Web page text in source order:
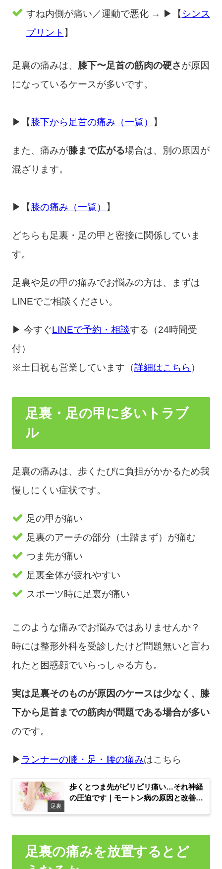
すね内側が痛い／運動で悪化 → ▶︎【 シンス
プリント 】
足裏の痛みは、 膝下〜足首の筋肉の硬さ が原因
になっているケースが多いです。
▶︎【 膝下から足首の痛み（一覧） 】
また、痛みが膝まで広がる場合は、別の原因が
混ざります。
▶︎【 膝の痛み（一覧） 】
どちらも足裏・足の甲と密接に関係していま
す。
足裏や足の甲の痛みでお悩みの方は、まずは
LINEでご相談ください。
▶ 今すぐLINEで予約・相談する（24時間受
付）
※土日祝も営業しています（詳細はこちら ）
足裏・足の甲に多いトラブ
ル
足裏の痛みは、歩くたびに負担がかかるため我
慢しにくい症状です。
足の甲が痛い
足裏のアーチの部分（土踏まず）が痛む
つま先が痛い
足裏全体が疲れやすい
スポーツ時に足裏が痛い
このような痛みでお悩みではありませんか？
時には整形外科を受診したけど問題無いと言わ
れたと困惑顔でいらっしゃる方も。
実は足裏そのものが原因のケースは少なく、膝
下から足首までの筋肉が問題である場合が多い
のです。
▶ ランナーの膝・足・腰の痛みはこちら
足裏
歩くとつま先がピリピリ痛い…それ神経
の圧迫です｜モートン病の原因と改善法
足裏の痛みを放置するとど